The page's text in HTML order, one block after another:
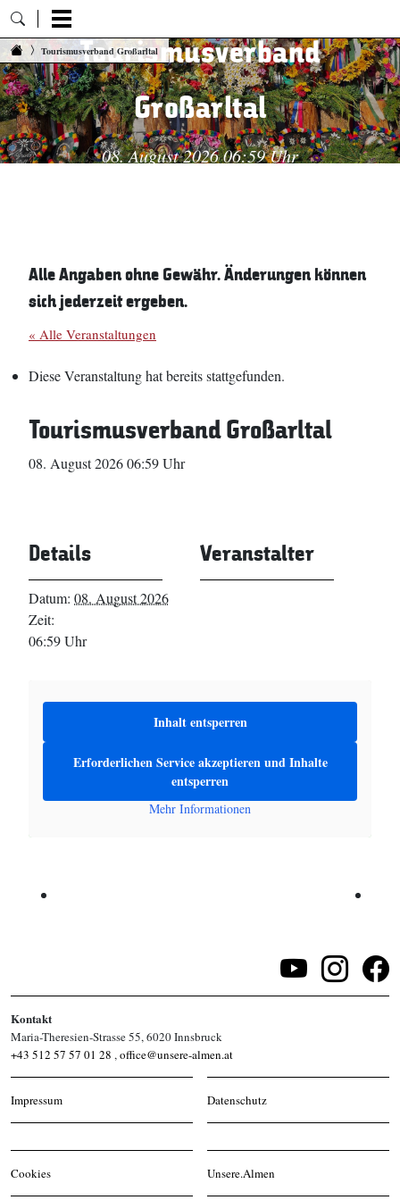
Zum Inhalt springen
Tourismusverband Großarltal
Tourismusverband
Großarltal
08. August 2026 06:59 Uhr
Alle Angaben ohne Gewähr. Änderungen können
sich jederzeit ergeben.
« Alle Veranstaltungen
Diese Veranstaltung hat bereits stattgefunden.
Tourismusverband Großarltal
08. August 2026 06:59 Uhr
Details
Datum: 08. August 2026
Zeit:
06:59 Uhr
Veranstalter
Inhalt entsperren
Erforderlichen Service akzeptieren und Inhalte
entsperren
Mehr Informationen
Kontakt
Maria-Theresien-Strasse 55, 6020 Innsbruck
+43 512 57 57 01 28 ,office@unsere-almen.at
Impressum Datenschutz
Cookies Unsere.Almen